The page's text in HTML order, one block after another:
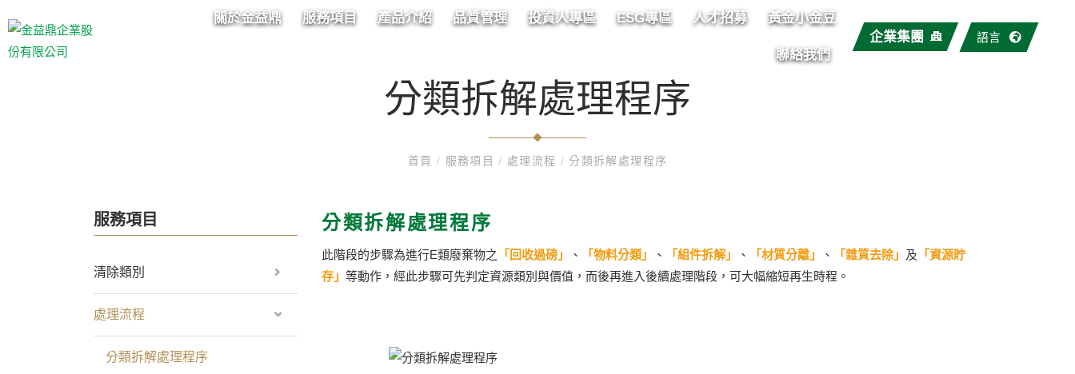
關於金益鼎 服務項目 產品介紹 品質管理 投資人專區 ESG專區 人才招募 黃金小金豆
聯絡我們
企業集團 語言
分類拆解處理程序
首頁 / 服務項目/ 處理流程 / 分類拆解處理程序
服務項目
清除類別
處理流程
分類拆解處理程序
分類拆解處理程序
此階段的步驟為進行E類廢棄物之 「回收過磅」 、 「物料分類」 、 「組件拆解」 、 「材質分離」 、 「雜質去除」 及 「資源貯
存」 等動作，經此步驟可先判定資源類別與價值，而後再進入後續處理階段，可大幅縮短再生時程。